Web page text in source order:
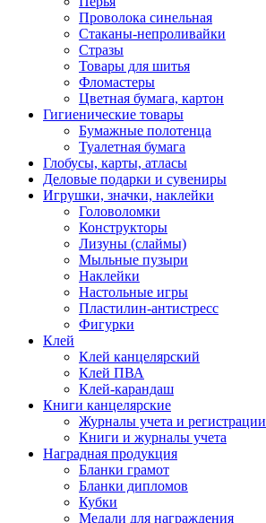
Проволока синельная
Стаканы-непроливайки
Стразы
Товары для шитья
Фломастеры
Цветная бумага, картон
Гигиенические товары
Бумажные полотенца
Туалетная бумага
Глобусы, карты, атласы
Деловые подарки и сувениры
Игрушки, значки, наклейки
Головоломки
Конструкторы
Лизуны (слаймы)
Мыльные пузыри
Наклейки
Настольные игры
Пластилин-антистресс
Фигурки
Клей
Клей канцелярский
Клей ПВА
Клей-карандаш
Книги канцелярские
Журналы учета и регистрации
Книги и журналы учета
Наградная продукция
Бланки грамот
Бланки дипломов
Кубки
Медали для награждения